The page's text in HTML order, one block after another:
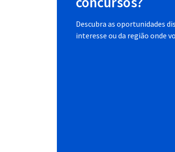
Descubra as oportunidades
interesse ou da região onde